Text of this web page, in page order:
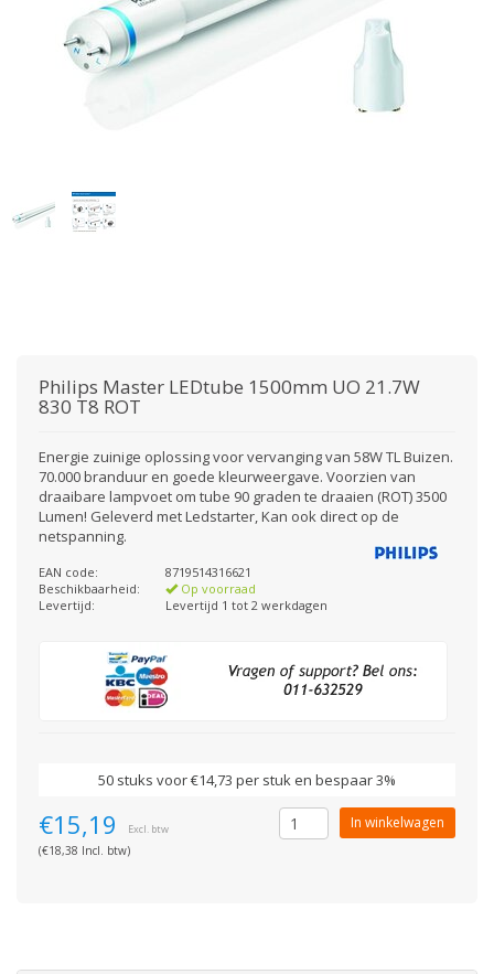
Philips Master LEDtube 1500mm UO 21.7W
830 T8 ROT
Energie zuinige oplossing voor vervanging van 58W TL Buizen.
70.000 branduur en goede kleurweergave. Voorzien van
draaibare lampvoet om tube 90 graden te draaien (ROT) 3500
Lumen! Geleverd met Ledstarter, Kan ook direct op de
netspanning.
EAN code:
8719514316621
Beschikbaarheid:
Op voorraad
Levertijd:
Levertijd 1 tot 2 werkdagen
50 stuks voor €14,73 per stuk en bespaar 3%
€15,19 Excl. btw
(€18,38 Incl. btw)
In winkelwagen